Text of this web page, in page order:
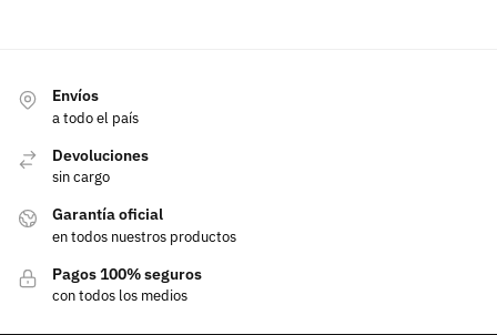
Envíos
a todo el país
Devoluciones
sin cargo
Garantía oficial
en todos nuestros productos
Pagos 100% seguros
con todos los medios